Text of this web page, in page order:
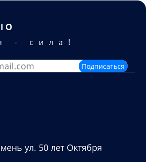
- сила!
Подписаться
ул. 50 лет Октября